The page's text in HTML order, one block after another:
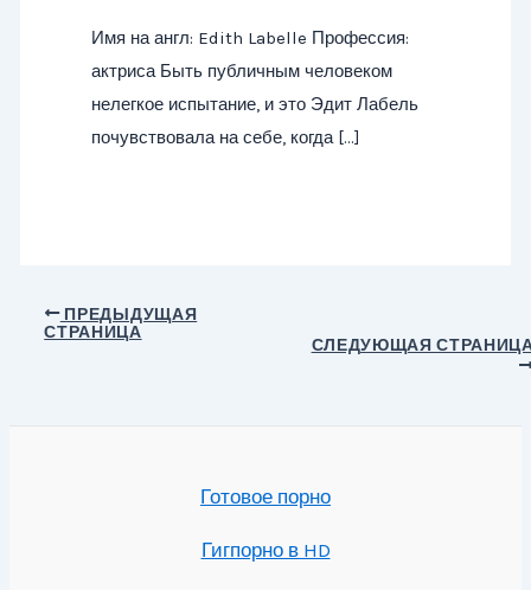
Имя на англ: Edith Labelle Профессия:
актриса Быть публичным человеком
нелегкое испытание, и это Эдит Лабель
почувствовала на себе, когда […]
Навигация
ПРЕДЫДУЩАЯ
СТРАНИЦА
СЛЕДУЮЩАЯ
Готовое порно
Гигпорно в HD